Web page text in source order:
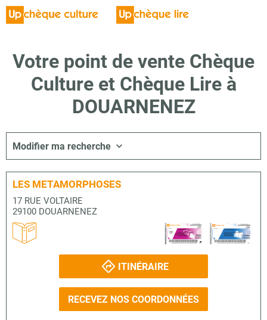
Votre point de vente Chèque
Culture et Chèque Lire à
DOUARNENEZ
Modifier ma recherche
LES METAMORPHOSES
17 RUE VOLTAIRE
29100 DOUARNENEZ
ITINÉRAIRE
RECEVEZ NOS COORDONNÉES